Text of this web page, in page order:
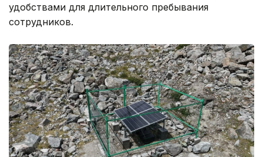
удобствами для длительного пребывания
сотрудников.